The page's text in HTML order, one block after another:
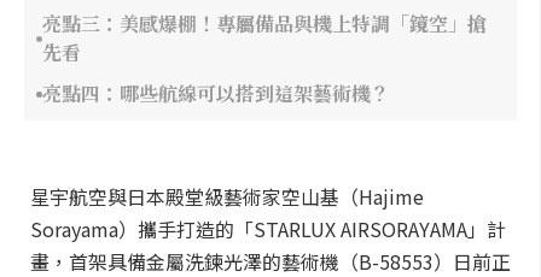
亮點三：美感爆棚！專屬備品與機上特調「鏡空」搶
先看
亮點四：哪些航線可以搭到這架藝術機？
星宇航空與日本殿堂級藝術家空山基（Hajime
Sorayama）攜手打造的「STARLUX AIRSORAYAMA」計
畫，首架具備金屬洗鍊光澤的藝術機（B-58553）日前正